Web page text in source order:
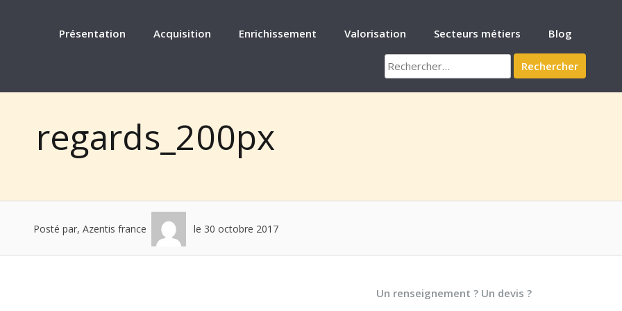
Présentation Acquisition Enrichissement Valorisation Secteurs métiers Blog
Rechercher :
regards_200px
Posté par, Azentis france le 30 octobre 2017
Un renseignement ? Un devis ?